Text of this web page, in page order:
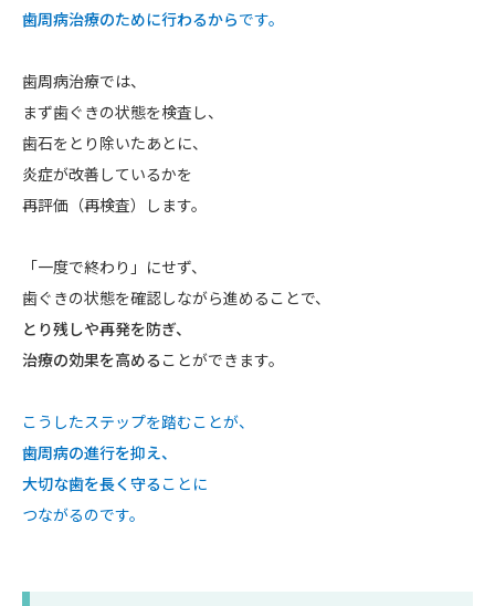
歯周病治療のために行わるからです。
歯周病治療では、
まず歯ぐきの状態を検査し、
歯石をとり除いたあとに、
炎症が改善しているかを
再評価（再検査）します。
「一度で終わり」にせず、
歯ぐきの状態を確認しながら進めることで、
とり残しや再発を防ぎ、
治療の効果を高める ことができます。
こうしたステップを踏むことが、
歯周病の進行を抑え、
大切な歯を長く守る ことに
つながるのです。